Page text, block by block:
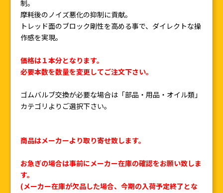
制。
摩耗後のノイズ悪化の抑制に貢献。
トレッド面のブロック剛性を高める事で、ダイレクトな操
作感を実現。
価格は１本分となります。
必要本数を数量を変更してご注文下さい。
ゴムバルブ交換が必要な場合は「部品・用品・オイル類」
カテゴリよりご選択下さい。
商品はメーカーより取り寄せ致します。
お急ぎの場合は事前にメーカー在庫の確認をお願い致しま
す。
(メーカー在庫が欠品した場合、今期の入荷予定終了とな